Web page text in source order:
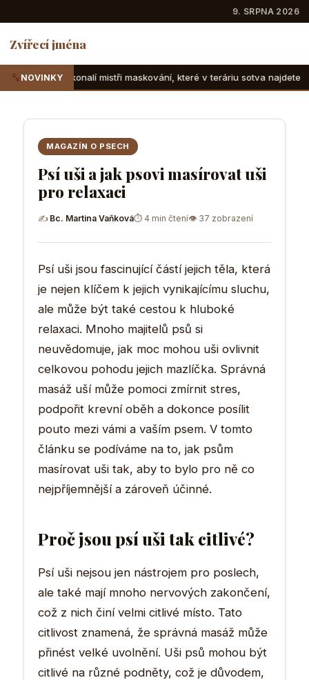
9. SRPNA 2026
Zvířecí jména
NOVINKY
maskování, které v teráriu sotva najdete
MAGAZÍN O PSECH
Psí uši a jak psovi masírovat uši
pro relaxaci
✍ Bc. Martina Vaňková⏱ 4 min čtení👁 37 zobrazení
Psí uši jsou fascinující částí jejich těla, která
je nejen klíčem k jejich vynikajícímu sluchu,
ale může být také cestou k hluboké
relaxaci. Mnoho majitelů psů si
neuvědomuje, jak moc mohou uši ovlivnit
celkovou pohodu jejich mazlíčka. Správná
masáž uší může pomoci zmírnit stres,
podpořit krevní oběh a dokonce posílit
pouto mezi vámi a vaším psem. V tomto
článku se podíváme na to, jak psům
masírovat uši tak, aby to bylo pro ně co
nejpříjemnější a zároveň účinné.
Proč jsou psí uši tak citlivé?
Psí uši nejsou jen nástrojem pro poslech,
ale také mají mnoho nervových zakončení,
což z nich činí velmi citlivé místo. Tato
citlivost znamená, že správná masáž může
přinést velké uvolnění. Uši psů mohou být
citlivé na různé podněty, což je důvodem,